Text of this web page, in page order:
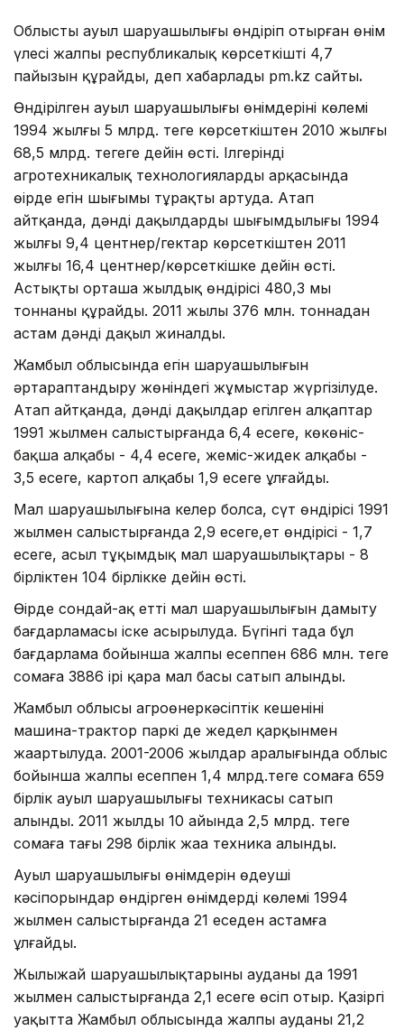
Облыстың ауыл шаруашылығы өндіріп отырған өнім
үлесі жалпы республикалық көрсеткіштің 4,7
пайызын құрайды, деп хабарлады pm.kz сайты.
Өндірілген ауыл шаруашылығы өнімдерінің көлемі
1994 жылғы 5 млрд. теңге көрсеткіштен 2010 жылғы
68,5 млрд. теңгеге дейін өсті. Ілгерінді
агротехникалық технологиялардың арқасында
өңірде егін шығымы тұрақты артуда. Атап
айтқанда, дәнді дақылдардың шығымдылығы 1994
жылғы 9,4 центнер/гектар көрсеткіштен 2011
жылғы 16,4 центнер/көрсеткішке дейін өсті.
Астықтың орташа жылдық өндірісі 480,3 мың
тоннаны құрайды. 2011 жылы 376 млн. тоннадан
астам дәнді дақыл жиналды.
Жамбыл облысында егін шаруашылығын
әртараптандыру жөніндегі жұмыстар жүргізілуде.
Атап айтқанда, дәнді дақылдар егілген алқаптар
1991 жылмен салыстырғанда 6,4 есеге, көкөніс-
бақша алқабы - 4,4 есеге, жеміс-жидек алқабы -
3,5 есеге, картоп алқабы 1,9 есеге ұлғайды.
Мал шаруашылығына келер болса, сүт өндірісі 1991
жылмен салыстырғанда 2,9 есеге,ет өндірісі - 1,7
есеге, асыл тұқымдық мал шаруашылықтары - 8
бірліктен 104 бірлікке дейін өсті.
Өңірде сондай-ақ етті мал шаруашылығын дамыту
бағдарламасы іске асырылуда. Бүгінгі таңда бұл
бағдарлама бойынша жалпы есеппен 686 млн. теңге
сомаға 3886 ірі қара мал басы сатып алынды.
Жамбыл облысы агроөнеркәсіптік кешенінің
машина-трактор паркі де жедел қарқынмен
жаңартылуда. 2001-2006 жылдар аралығында облыс
бойынша жалпы есеппен 1,4 млрд.теңге сомаға 659
бірлік ауыл шаруашылығы техникасы сатып
алынды. 2011 жылдың 10 айында 2,5 млрд. теңге
сомаға тағы 298 бірлік жаңа техника алынды.
Ауыл шаруашылығы өнімдерін өңдеуші
кәсіпорындар өндірген өнімдердің көлемі 1994
жылмен салыстырғанда 21 еседен астамға
ұлғайды.
Жылыжай шаруашылықтарының ауданы да 1991
жылмен салыстырғанда 2,1 есеге өсіп отыр. Қазіргі
уақытта Жамбыл облысында жалпы ауданы 21,2